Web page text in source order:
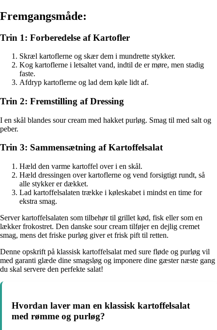
Fremgangsmåde:
Trin 1: Forberedelse af Kartofler
Skræl kartoflerne og skær dem i mundrette stykker.
Kog kartoflerne i letsaltet vand, indtil de er møre, men stadig
faste.
Afdryp kartoflerne og lad dem køle lidt af.
Trin 2: Fremstilling af Dressing
I en skål blandes sour cream med hakket purløg. Smag til med salt og
peber.
Trin 3: Sammensætning af Kartoffelsalat
Hæld den varme kartoffel over i en skål.
Hæld dressingen over kartoflerne og vend forsigtigt rundt, så
alle stykker er dækket.
Lad kartoffelsalaten trække i køleskabet i mindst en time for
ekstra smag.
Server kartoffelsalaten som tilbehør til grillet kød, fisk eller som en
lækker frokostret. Den danske sour cream tilføjer en dejlig cremet
smag, mens det friske purløg giver et frisk pift til retten.
Denne opskrift på klassisk kartoffelsalat med sure fløde og purløg vil
med garanti glæde dine smagsløg og imponere dine gæster næste gang
du skal servere den perfekte salat!
Hvordan laver man en klassisk kartoffelsalat
med rømme og purløg?